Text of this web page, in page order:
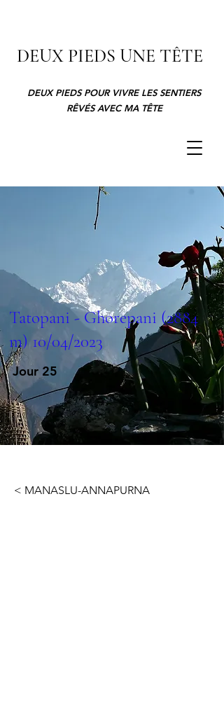
DEUX PIEDS UNE TÊTE
DEUX PIEDS POUR VIVRE LES SENTIERS
RÊVÉS AVEC MA TÊTE
Tatopani - Ghorepani (2884
m) 10/04/2023
Jour 25
< MANASLU-ANNAPURNA